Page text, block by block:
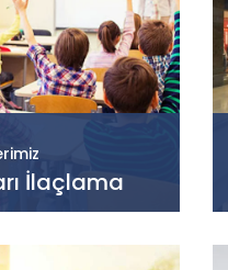
İlaçlama